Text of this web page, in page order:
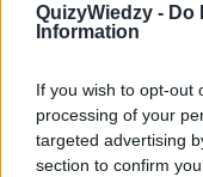
QuizyWiedzy - Do
Information
If you wish to opt-out
processing of your
targeted advertising
section to confirm
Wyspy
Wyspy
Wedle
Piekła